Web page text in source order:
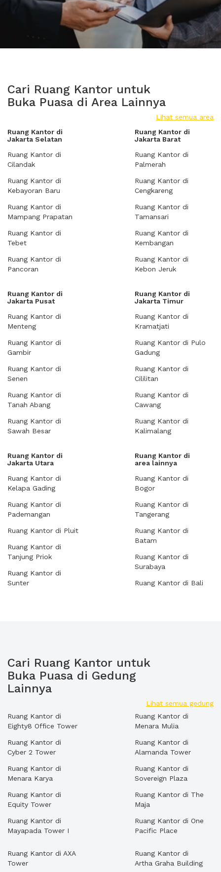
Cari Ruang Kantor untuk
Buka Puasa di Area Lainnya
Lihat semua area
Ruang Kantor di
Jakarta Selatan
Ruang Kantor di
Cilandak
Ruang Kantor di
Kebayoran Baru
Ruang Kantor di
Mampang Prapatan
Ruang Kantor di
Tebet
Ruang Kantor di
Pancoran
Ruang Kantor di
Jakarta Barat
Ruang Kantor di
Palmerah
Ruang Kantor di
Cengkareng
Ruang Kantor di
Tamansari
Ruang Kantor di
Kembangan
Ruang Kantor di
Kebon Jeruk
Ruang Kantor di
Jakarta Pusat
Ruang Kantor di
Menteng
Ruang Kantor di
Gambir
Ruang Kantor di
Senen
Ruang Kantor di
Tanah Abang
Ruang Kantor di
Sawah Besar
Ruang Kantor di
Jakarta Timur
Ruang Kantor di
Kramatjati
Ruang Kantor di Pulo
Gadung
Ruang Kantor di
Cililitan
Ruang Kantor di
Cawang
Ruang Kantor di
Kalimalang
Ruang Kantor di
Jakarta Utara
Ruang Kantor di
Kelapa Gading
Ruang Kantor di
Pademangan
Ruang Kantor di Pluit
Ruang Kantor di
Tanjung Priok
Ruang Kantor di
Sunter
Ruang Kantor di
area lainnya
Ruang Kantor di
Bogor
Ruang Kantor di
Tangerang
Ruang Kantor di
Batam
Ruang Kantor di
Surabaya
Ruang Kantor di Bali
Cari Ruang Kantor untuk
Buka Puasa di Gedung
Lainnya
Lihat semua gedung
Ruang Kantor di
Eighty8 Office Tower
Ruang Kantor di
Cyber 2 Tower
Ruang Kantor di
Menara Karya
Ruang Kantor di
Equity Tower
Ruang Kantor di
Mayapada Tower I
Ruang Kantor di
Menara Mulia
Ruang Kantor di
Alamanda Tower
Ruang Kantor di
Sovereign Plaza
Ruang Kantor di The
Maja
Ruang Kantor di One
Pacific Place
Ruang Kantor di AXA
Tower
Ruang Kantor di
Artha Graha Building